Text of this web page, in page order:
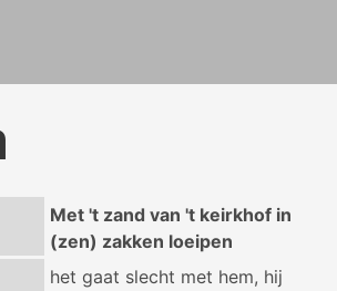
Met 't zand van 't keirkhof in
(zen) zakken loeipen
het gaat slecht met hem, hij